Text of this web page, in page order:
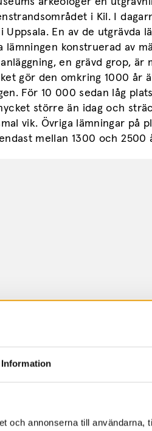
Information
och annonserna till användarna,
i Kil. I
En av de utgrävda
lämningen konstruerad av
en grävd grop, är
gör den omkring 1000 år
För 10 000 sedan låg
större än idag och
vik. Övriga lämningar på
mellan 1300 och 2500
för marknadsföring